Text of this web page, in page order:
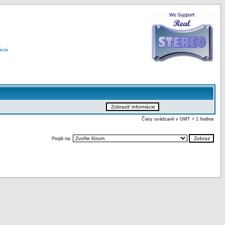
Časy uvádzané v GMT + 1 hodina
Prejdi na: